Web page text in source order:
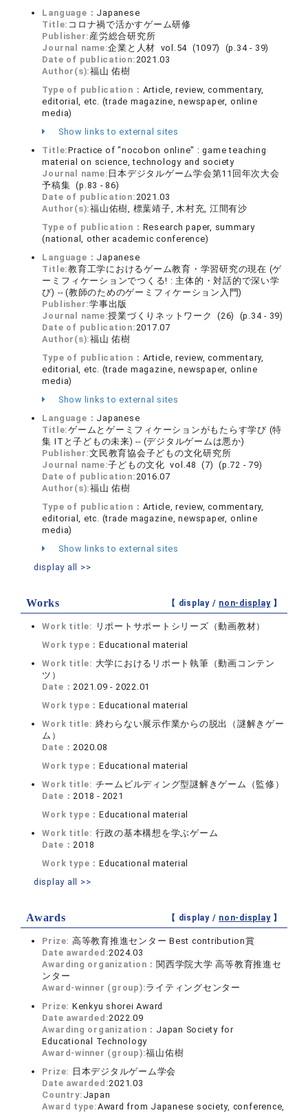
Language： Japanese
Title: コロナ禍で活かすゲーム研修
Publisher: 産労総合研究所
Journal name:企業と人材 vol.54 (1097) (p.34 - 39)
Date of publication: 2021.03
Author(s):福山 佑樹
Type of publication： Article, review, commentary,
editorial, etc. (trade magazine, newspaper, online
media)
Show links to external sites
Title:Practice of "nocobon online" : game teaching
material on science, technology and society
Journal name: 日本デジタルゲーム学会第11回年次大会
予稿集 (p.83 - 86)
Date of publication: 2021.03
Author(s):福山佑樹, 標葉靖子, 木村充, 江間有沙
Type of publication： Research paper, summary
(national, other academic conference)
Language： Japanese
Title:教育工学におけるゲーム教育・学習研究の現在 (ゲ
ーミフィケーションでつくる! : 主体的・対話的で深い学
び) -- (教師のためのゲーミフィケーション入門)
Publisher:学事出版
Journal name:授業づくりネットワーク (26) (p.34 - 39)
Date of publication: 2017.07
Author(s):福山 佑樹
Type of publication： Article, review, commentary,
editorial, etc. (trade magazine, newspaper, online
media)
Show links to external sites
Language： Japanese
Title:ゲームとゲーミフィケーションがもたらす学び (特
集 ITと子どもの未来) -- (デジタルゲームは悪か)
Publisher:文民教育協会子どもの文化研究所
Journal name:子どもの文化 vol.48 (7) (p.72 - 79)
Date of publication: 2016.07
Author(s):福山 佑樹
Type of publication： Article, review, commentary,
editorial, etc. (trade magazine, newspaper, online
media)
Show links to external sites
display all >>
Works 【 display / non-display】
Work title: リポートサポートシリーズ（動画教材）
Work type：Educational material
Work title: 大学におけるリポート執筆（動画コンテン
ツ）
Date： 2021.09 - 2022.01
Work type：Educational material
Work title: 終わらない展示作業からの脱出（謎解きゲー
ム）
Date： 2020.08
Work type：Educational material
Work title: チームビルディング型謎解きゲーム（監修）
Date： 2018 - 2021
Work type：Educational material
Work title: 行政の基本構想を学ぶゲーム
Date： 2018
Work type：Educational material
display all >>
Awards 【 display / non-display】
Prize: 高等教育推進センター Best contribution賞
Date awarded:2024.03
Awarding organization：関西学院大学 高等教育推進セ
ンター
Award-winner (group):ライティングセンター
Prize: Kenkyu shorei Award
Date awarded:2022.09
Awarding organization： Japan Society for
Educational Technology
Award-winner (group):福山佑樹
Prize: 日本デジタルゲーム学会
Date awarded:2021.03
Country: Japan
Award type:Award from Japanese society, conference,